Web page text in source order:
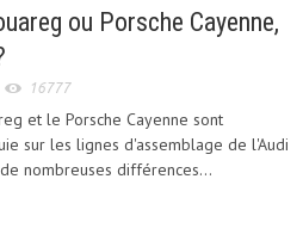
2002
ou Porsche Cayenne,
16777
et le Porsche Cayenne sont
sur les lignes d'assemblage de l'Audi
nombreuses différences...